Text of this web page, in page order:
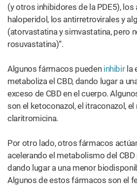
(y otros inhibidores de la PDE5), los
haloperidol, los antirretrovirales y
(atorvastatina y simvastatina, pero
rosuvastatina)“.
Algunos fármacos pueden inhibirla
metaboliza el CBD, dando lugar a
exceso de CBD en el cuerpo.
son el ketoconazol, el itraconazol, el
claritromicina.
Por otro lado, otros fármacos
acelerando el metabolismo del CBD
dando lugar a una menor
Algunos de estos fármacos son el